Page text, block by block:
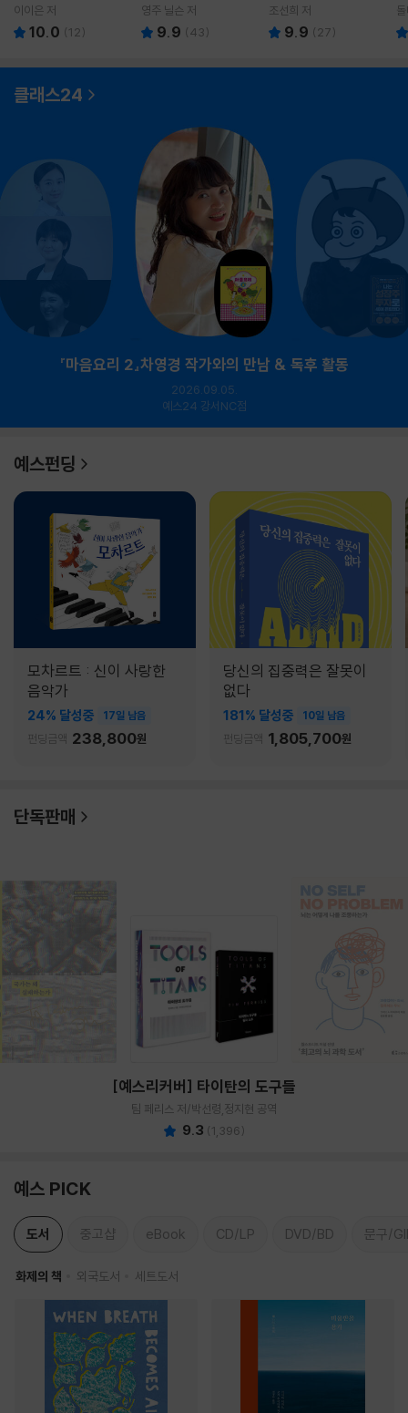
이이은 저
10.0 (12)
영주 닐슨 저
9.9 (43)
조선희 저
9.9 ( 27)
클래스24
『마음요리 2』차영경 작가와의 만남 & 독후 활동
2026.09.05.
예스24 강서NC점
예스펀딩
모차르트 : 신이 사랑한
음악가
24% 달성중 17일 남음
펀딩금액 238,800원
당신의 집중력은 잘못이
없다
181% 달성중 10일 남음
펀딩금액 1,805,700원
단독판매
[예스리커버] 타이탄의 도구들
팀 페리스 저/박선령,정지현 공역
9.3 (1,396)
예스 PICK
도서 중고샵 eBook CD/LP DVD/BD 문구/
화제의 책 외국도서 세트도서